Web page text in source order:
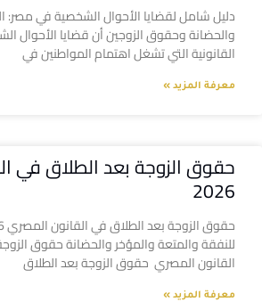
دليل شامل لقضايا الأحوال الشخصية في مصر:
والحضانة وحقوق الزوجين أن قضايا الأحوال
القانونية التي تشغل اهتمام المواطنين في
معرفة المزيد »
حقوق الزوجة بعد الطلاق في
2026
للنفقة والمتعة والمؤخر والحضانة حقوق
القانون المصري حقوق الزوجة بعد الطلاق
معرفة المزيد »